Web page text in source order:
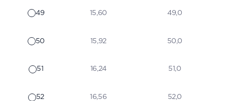
49 15,60 49,0
50 15,92 50,0
51 16,24 51,0
52 16,56 52,0